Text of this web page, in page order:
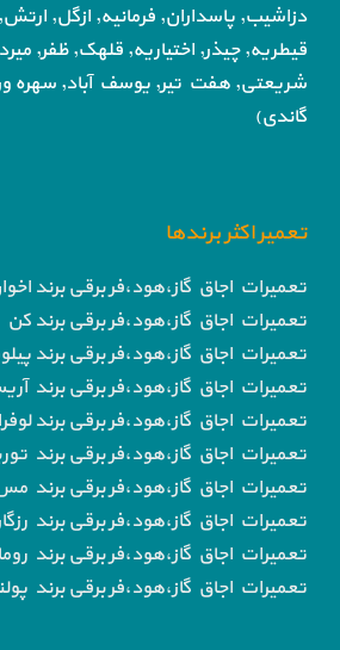
دزاشیب, پاسداران, فرمانیه, ازگل, ارتش,
قیطریه, چیذر, اختیاریه, قلهک, ظفر,
شریعتی, هفت تیر, یوسف آباد, سهره
گاندی)
تعمیر اکثر برندها
تعمیرات اجاق گاز،هود،فر برقی برند
تعمیرات اجاق گاز،هود،فر برقی برند کن
تعمیرات اجاق گاز،هود،فر برقی برند
تعمیرات اجاق گاز،هود،فر برقی برند
تعمیرات اجاق گاز،هود،فر برقی برند لوفرا
تعمیرات اجاق گاز،هود،فر برقی برند
تعمیرات اجاق گاز،هود،فر برقی برند
تعمیرات اجاق گاز،هود،فر برقی برند
تعمیرات اجاق گاز،هود،فر برقی برند
تعمیرات اجاق گاز،هود،فر برقی برند